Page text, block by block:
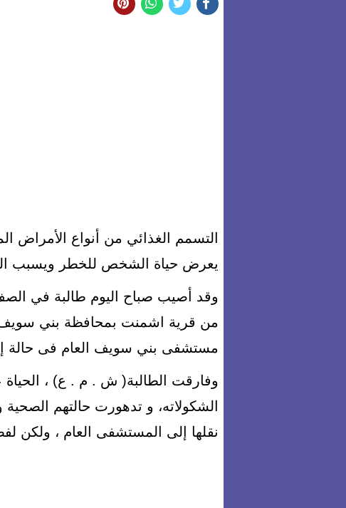
التسمم الغذائي من أنواع الأمراض
يعرض حياة الشخص للخطر ويسبب
من قرية اشمنت بمحافظة بني سويف،
مستشفى بني سويف العام فى حالة
وفارقت الطالبة( ش . م . ع) ، الحياة
الشكولاته، و تدهورت حالتهم الصحية
نقلها إلى المستشفى العام ، ولكن